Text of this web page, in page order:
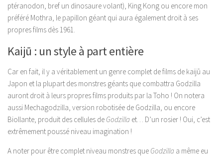
ptéranodon, bref un dinosaure volant), King Kong ou encore mon
préféré Mothra, le papillon géant qui aura également droit à ses
propres films dès 1961.
Kaijū : un style à part entière
Car en fait, il y a véritablement un genre complet de films de kaijū au
Japon et la plupart des monstres géants que combattra Godzilla
auront droit à leurs propres films produits par la Toho ! On notera
aussi Mechagodzilla, version robotisée de Godzilla, ou encore
Biollante, produit des cellules de Godzilla et… D’un rosier ! Oui, c’est
extrêmement poussé niveau imagination !
A noter pour être complet niveau monstres que Godzilla a même eu